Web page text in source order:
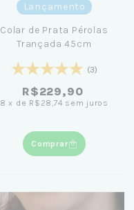
Lançamento
Colar de Prata Pérolas
Trançada 45cm
(3)
R$229,90
8 x de R$28,74 sem juros
Comprar